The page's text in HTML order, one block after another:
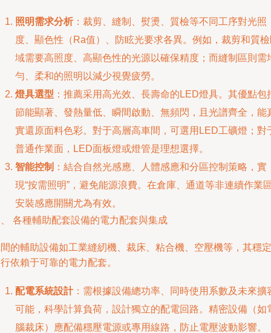
照明需求分析：裁剪、縫制、熨燙、質檢等不同工序對光照
度、顯色性（Ra值）、防眩光要求各異。例如，裁剪和質
域需要高照度、高顯色性的光源以確保精度；而縫制區則需
勻、柔和的照明以減少視覺疲勞。
燈具選型 ：推薦采用高光效、長壽命的LED燈具。其優點包
節能顯著、發熱量低、瞬間啟動、無頻閃，且光譜齊全，能
實還原面料色彩。對于高層高車間，可選用LED工礦燈；對
普通作業面，LED面板燈或燈管是理想選擇。
智能控制 ：結合自然光感應、人體感應和分區控制策略，實
現“按需照明”，避免能源浪費。在倉庫、通道等非連續作業
安裝感應開關尤為有效。
各種輔助配套設備的電力配套與集成
的輔助設備如工業縫紉機、裁床、粘合機、空壓機等，其穩定
依賴于可靠的電力配套。
配電系統設計：需根據設備總功率、同時使用系數及未來擴
可能，科學計算負荷，設計獨立的配電回路。精密設備（如
腦裁床）應配備穩壓電源或專用線路，防止電壓波動影響。